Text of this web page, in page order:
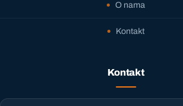
O nama
Kontakt
Kontakt